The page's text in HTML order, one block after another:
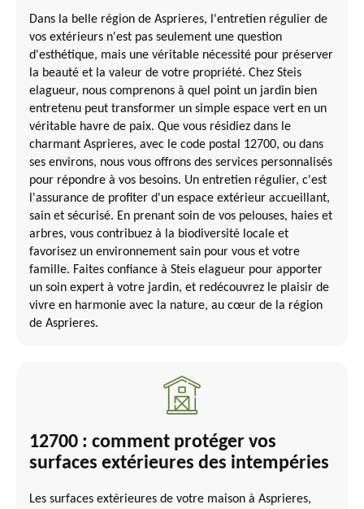
Dans la belle région de Asprieres, l'entretien régulier de
vos extérieurs n'est pas seulement une question
d'esthétique, mais une véritable nécessité pour préserver
la beauté et la valeur de votre propriété. Chez Steis
elagueur, nous comprenons à quel point un jardin bien
entretenu peut transformer un simple espace vert en un
véritable havre de paix. Que vous résidiez dans le
charmant Asprieres, avec le code postal 12700, ou dans
ses environs, nous vous offrons des services personnalisés
pour répondre à vos besoins. Un entretien régulier, c'est
l'assurance de profiter d'un espace extérieur accueillant,
sain et sécurisé. En prenant soin de vos pelouses, haies et
arbres, vous contribuez à la biodiversité locale et
favorisez un environnement sain pour vous et votre
famille. Faites confiance à Steis elagueur pour apporter
un soin expert à votre jardin, et redécouvrez le plaisir de
vivre en harmonie avec la nature, au cœur de la région
de Asprieres.
12700 : comment protéger vos
surfaces extérieures des intempéries
Les surfaces extérieures de votre maison à Asprieres,